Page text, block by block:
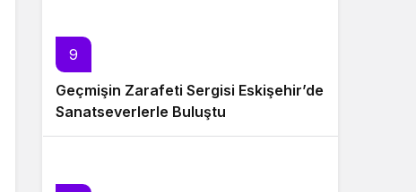
9
Geçmişin Zarafeti Sergisi Eskişehir’de
Sanatseverlerle Buluştu